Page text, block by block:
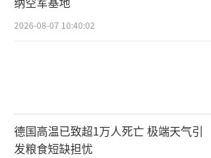
2026-08-07 10:40:02
德国高温已致超1万人死亡 极端天气引
发粮食短缺担忧